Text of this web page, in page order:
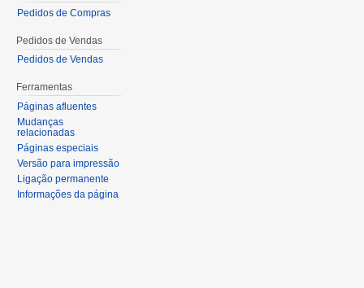
Pedidos de Compras
Pedidos de Vendas
Pedidos de Vendas
Ferramentas
Páginas afluentes
Mudanças
relacionadas
Páginas especiais
Versão para impressão
Ligação permanente
Informações da página